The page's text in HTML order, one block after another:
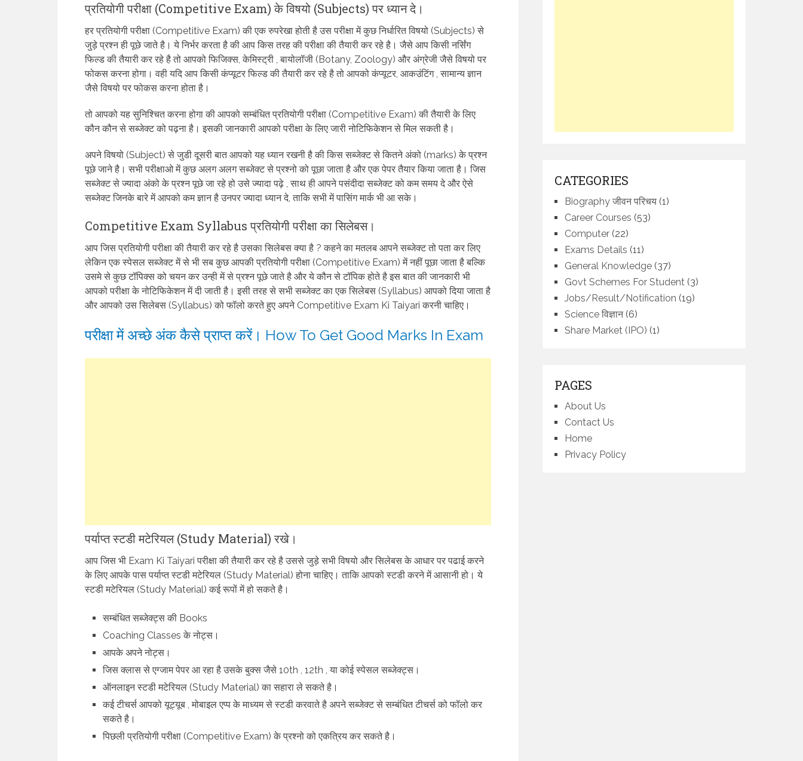
प्रतियोगी परीक्षा (Competitive Exam) के विषयो (Subjects) पर ध्यान दे।
हर प्रतियोगी परीक्षा (Competitive Exam) की एक रुपरेखा होती है उस परीक्षा में कुछ निर्धारित विषयो (Subjects) से
जुड़े प्रश्न ही पूछे जाते है। ये निर्भर करता है की आप किस तरह की परीक्षा की तैयारी कर रहे है। जैसे आप किसी नर्सिंग
फिल्ड की तैयारी कर रहे है तो आपको फिजिक्स, केमिस्ट्री , बायोलॉजी (Botany, Zoology) और अंग्रेजी जैसे विषयो पर
फोकस करना होगा। वही यदि आप किसी कंप्यूटर फिल्ड की तैयारी कर रहे है तो आपको कंप्यूटर, आकउंटिंग , सामान्य ज्ञान
जैसे विषयो पर फोकस करना होता है।
तो आपको यह सुनिश्चित करना होगा की आपको सम्बंधित प्रतियोगी परीक्षा (Competitive Exam) की तैयारी के लिए
कौन कौन से सब्जेक्ट को पढ़ना है। इसकी जानकारी आपको परीक्षा के लिए जारी नोटिफिकेशन से मिल सकती है।
अपने विषयो (Subject) से जुडी दूसरी बात आपको यह ध्यान रखनी है की किस सब्जेक्ट से कितने अंको (marks) के प्रश्न
पूछे जाने है। सभी परीक्षाओ में कुछ अलग अलग सब्जेक्ट से प्रश्नो को पूछा जाता है और एक पेपर तैयार किया जाता है। जिस
सब्जेक्ट से ज्यादा अंको के प्रश्न पूछे जा रहे हो उसे ज्यादा पढ़े , साथ ही आपने पसंदीदा सब्जेक्ट को कम समय दे और ऐसे
सब्जेक्ट जिनके बारे में आपको कम ज्ञान है उनपर ज्यादा ध्यान दे, ताकि सभी में पासिंग मार्क भी आ सके।
Competitive Exam Syllabus प्रतियोगी परीक्षा का सिलेबस।
आप जिस प्रतियोगी परीक्षा की तैयारी कर रहे है उसका सिलेबस क्या है ? कहने का मतलब आपने सब्जेक्ट तो पता कर लिए
लेकिन एक स्पेसल सब्जेक्ट में से भी सब कुछ आपकी प्रतियोगी परीक्षा (Competitive Exam) में नहीं पूछा जाता है बल्कि
उसमे से कुछ टॉपिक्स को चयन कर उन्ही में से प्रश्न पूछे जाते है और ये कौन से टॉपिक होते है इस बात की जानकारी भी
आपको परीक्षा के नोटिफिकेशन में दी जाती है। इसी तरह से सभी सब्जेक्ट का एक सिलेबस (Syllabus) आपको दिया जाता है
और आपको उस सिलेबस (Syllabus) को फॉलो करते हुए अपने Competitive Exam Ki Taiyari करनी चाहिए।
परीक्षा में अच्छे अंक कैसे प्राप्त करें। How To Get Good Marks In Exam
पर्याप्त स्टडी मटेरियल (Study Material) रखे।
आप जिस भी Exam Ki Taiyari परीक्षा की तैयारी कर रहे है उससे जुड़े सभी विषयो और सिलेबस के आधार पर पढाई करने
के लिए आपके पास पर्याप्त स्टडी मटेरियल (Study Material) होना चाहिए। ताकि आपको स्टडी करने में आसानी हो। ये
स्टडी मटेरियल (Study Material) कई रूपों में हो सकते है।
सम्बंधित सब्जेक्ट्स की Books
Coaching Classes के नोट्स।
आपके अपने नोट्स।
जिस क्लास से एग्जाम पेपर आ रहा है उसके बुक्स जैसे 10th , 12th , या कोई स्पेसल सब्जेक्ट्स।
ऑनलाइन स्टडी मटेरियल (Study Material) का सहारा ले सकते है।
कई टीचर्स आपको यूट्यूब , मोबाइल एप्प के माध्यम से स्टडी करवाते है अपने सब्जेक्ट से सम्बंधित टीचर्स को फॉलो कर
सकते है।
पिछली प्रतियोगी परीक्षा (Competitive Exam) के प्रश्नो को एकत्रिय कर सकते है।
CATEGORIES
Biography जीवन परिचय (1)
Career Courses (53)
Computer (22)
Exams Details (11)
General Knowledge (37)
Govt Schemes For Student (3)
Jobs/Result/Notification (19)
Science विज्ञान(6)
Share Market (IPO) (1)
PAGES
About Us
Contact Us
Home
Privacy Policy